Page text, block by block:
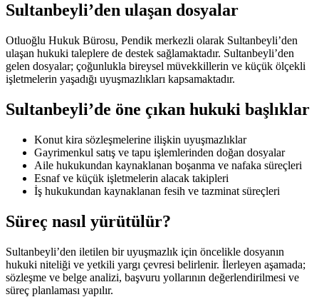
Sultanbeyli’den ulaşan dosyalar
Otluoğlu Hukuk Bürosu, Pendik merkezli olarak Sultanbeyli’den
ulaşan hukuki taleplere de destek sağlamaktadır. Sultanbeyli’den
gelen dosyalar; çoğunlukla bireysel müvekkillerin ve küçük ölçekli
işletmelerin yaşadığı uyuşmazlıkları kapsamaktadır.
Sultanbeyli’de öne çıkan hukuki başlıklar
Konut kira sözleşmelerine ilişkin uyuşmazlıklar
Gayrimenkul satış ve tapu işlemlerinden doğan dosyalar
Aile hukukundan kaynaklanan boşanma ve nafaka süreçleri
Esnaf ve küçük işletmelerin alacak takipleri
İş hukukundan kaynaklanan fesih ve tazminat süreçleri
Süreç nasıl yürütülür?
Sultanbeyli’den iletilen bir uyuşmazlık için öncelikle dosyanın
hukuki niteliği ve yetkili yargı çevresi belirlenir. İlerleyen aşamada;
sözleşme ve belge analizi, başvuru yollarının değerlendirilmesi ve
süreç planlaması yapılır.